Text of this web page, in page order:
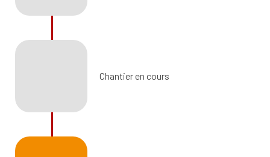
Chantier en cours